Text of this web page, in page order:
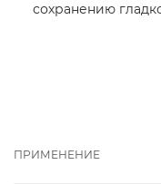
сохранению
ПРИМЕНЕНИЕ